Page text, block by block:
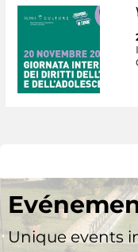
Unique events